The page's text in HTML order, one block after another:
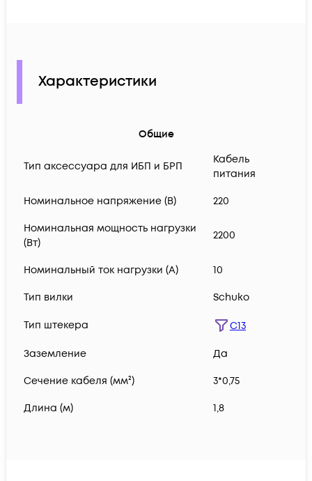
Характеристики
Общие
Тип аксессуара для ИБП и БРП
Кабель
питания
Номинальное напряжение (В) 220
Номинальная мощность нагрузки
(Вт)
2200
Номинальный ток нагрузки (А) 10
Тип вилки Schuko
Тип штекера C13
Заземление Да
Сечение кабеля (мм²) 3*0,75
Длина (м) 1,8